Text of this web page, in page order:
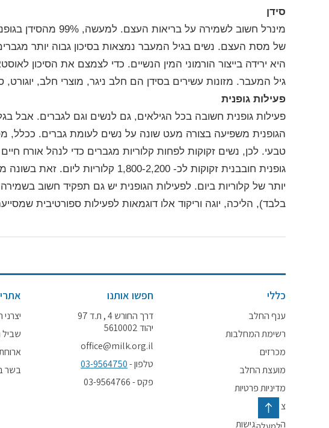
סידן
מינרל חשוב לשמירה על בריאות העצם. למעשה, 99% מהסידן בגופנו מצוי בעצמות.
של מסת העצם. נשים בגיל המעבר נמצאות בסיכון גבוה יותר
היא ירידה בייצור הורמוני המין הנשיים. כדי לצמצם את הסיכון
גיל המעבר. מזונות עשירים בסידן הם חלב ניגר, מוצרי חלב,
פעילות גופנית
פעילות גופנית חשובה בכל הגילאים, גם לנשים וגם לגברים. אבל
הגופנית משפיעה בצורה מעט שונה על נשים לעומת גברים. ככלל,
טבעי. לכן, נשים זקוקות לפחות קלוריות מגברים כדי לנהל אורח
גופנית חובבנית זקוקות לכ- 1,800-
יותר של קלוריות ביום. לפעילות הגופנית יש גם תפקיד חשוב
בלבד), הליכה, יוגה וריקוד אלו דוגמאות לפעילות ספורטיבית
כללי
ענף החלב
רשימת המחלבות
מכרזים
מועצת החלב
מדיניות פרטיות
צור קשר
הצהרת נגישות
חפשו אותנו
דרך החורש 4 , ת.ד 97
יהוד 5610002
office@milk.org.il
טלפון -03-9564750
פקס - 03-9564766
בשר